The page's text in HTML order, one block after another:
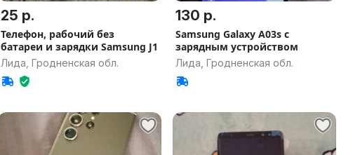
25 р.
Телефон, рабочий без
батареи и зарядки Samsung J1
Лида, Гродненская обл.
130 р.
Samsung Galaxy A03s с
зарядным устройством
Лида, Гродненская обл.